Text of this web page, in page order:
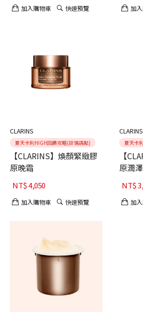
加入購物車 快速預覽 加
CLARINS
夏天卡利HIGH回饋攻略(詳情請點)
【CLARINS】煥顏緊緻膠
原晚霜
NT$4,050
加入購物車 快速預覽
CLARINS
夏天卡
【
原潤
NT$
加